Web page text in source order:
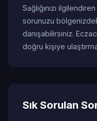
Sağlığınızı
sorunuzu
danışabilirsiniz.
doğru kişiye
Sık Sorulan